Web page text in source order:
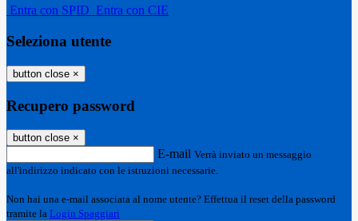
Entra con SPID Entra con CIE
Seleziona utente
button close ×
Recupero password
button close ×
E-mail Verrà inviato un messaggio
all'indirizzo indicato con le istruzioni necessarie.
Non hai una e-mail associata al nome utente? Effettua il reset della password
tramite la Login Spaggiari